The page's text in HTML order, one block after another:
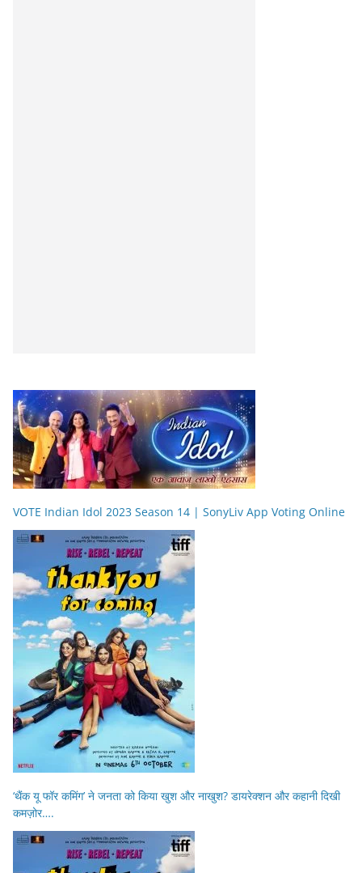
VOTE Indian Idol 2023 Season 14 | SonyLiv App Voting Online
‘थैंक यू फॉर कमिंग’ ने जनता को किया खुश और नाखुश? डायरेक्शन और कहानी दिखी
कमज़ोर….